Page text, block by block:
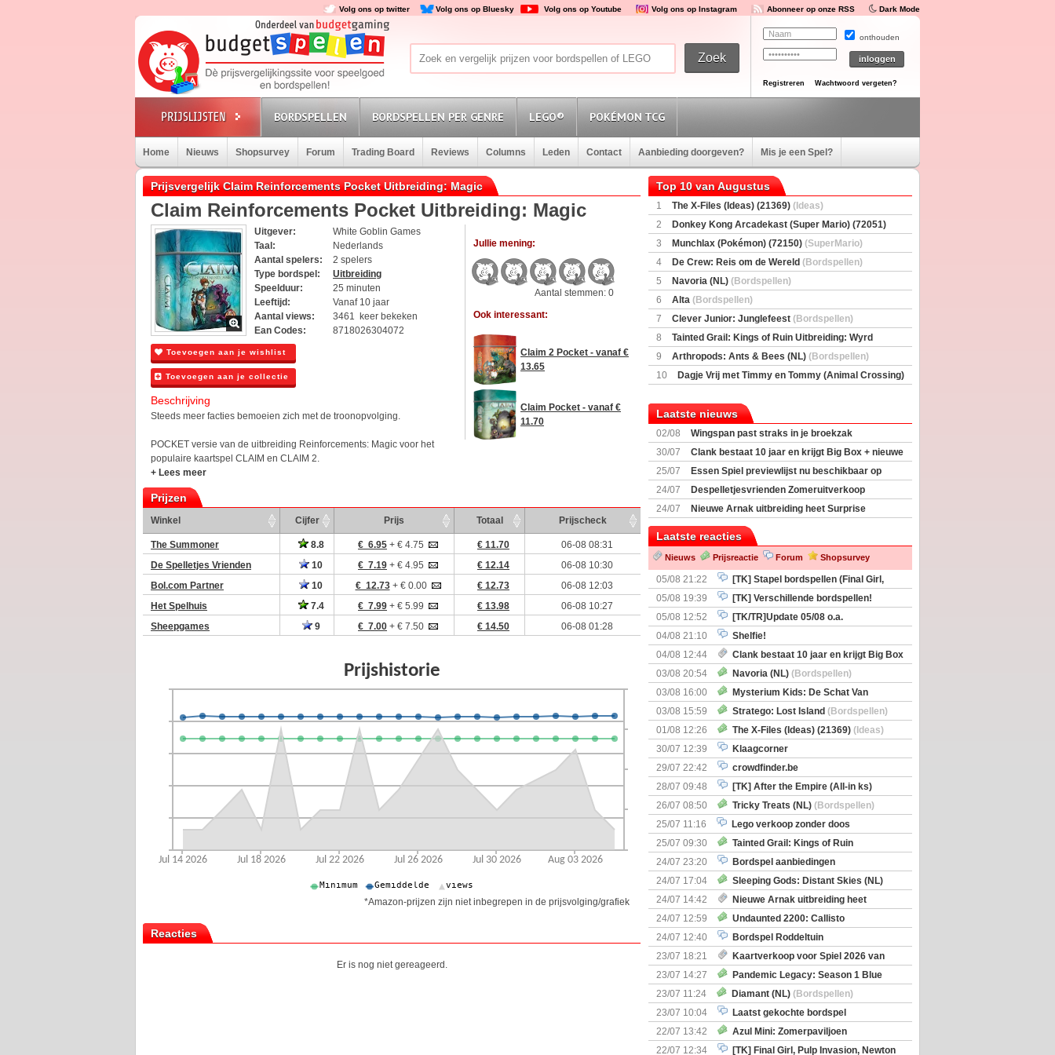
Volg ons op twitter Volg ons op Bluesky Volg ons op Youtube Volg ons op Instagram Abonneer op onze RSS Dark Mode
onthouden
Registreren Wachtwoord vergeten?
BORDSPELLEN BORDSPELLEN PER GENRE LEGO® POKÉMON TCG
Home Nieuws Shopsurvey Forum Trading Board Reviews Columns Leden Contact Aanbieding doorgeven? Mis je een Spel?
Prijsvergelijk Claim Reinforcements Pocket Uitbreiding: Magic
Claim Reinforcements Pocket Uitbreiding: Magic
Uitgever:
White Goblin Games
Taal:
Nederlands
Aantal spelers:
2 spelers
Type bordspel:
Uitbreiding
Speelduur:
25 minuten
Leeftijd:
Vanaf 10 jaar
Aantal views:
3461 keer bekeken
Ean Codes:
8718026304072
Toevoegen aan je wishlist
Toevoegen aan je collectie
Beschrijving
Steeds meer facties bemoeien zich met de troonopvolging.
POCKET versie van de uitbreiding Reinforcements: Magic voor het
populaire kaartspel CLAIM en CLAIM 2.
+ Lees meer
Jullie mening:
Aantal stemmen: 0
Ook interessant:
Claim 2 Pocket - vanaf €
13.65
Claim Pocket - vanaf €
11.70
Prijzen
Winkel Cijfer Prijs Totaal Prijscheck
The Summoner 8.8 € 6.95 + € 4.75 € 11.70
06-08 08:31
De Spelletjes Vrienden
10 € 7.19 + € 4.95 € 12.14
06-08 10:30
Bol.com Partner
10 € 12.73+ € 0.00 € 12.73
06-08 12:03
Het Spelhuis
7.4 € 7.99 + € 5.99 € 13.98
06-08 10:27
Sheepgames
9 € 7.00 + € 7.50 € 14.50 06-08 01:28
*Amazon-prijzen zijn niet inbegrepen in de prijsvolging/grafiek
Reacties
Er is nog niet gereageerd.
Top 10 van Augustus
1 The X-Files (Ideas) (21369) (Ideas)
2
Donkey Kong Arcadekast (Super Mario) (72051)
(SuperMario)
3 Munchlax (Pokémon) (72150) (SuperMario)
4
De Crew: Reis om de Wereld (Bordspellen)
5
Navoria (NL) (Bordspellen)
6
Alta (Bordspellen)
7
Clever Junior: Junglefeest (Bordspellen)
8
Tainted Grail: Kings of Ruin Uitbreiding: Wyrd
Encounters(Bordspellen)
9 Arthropods: Ants & Bees (NL) (Bordspellen)
10
Dagje Vrij met Timmy en Tommy (Animal Crossing)
Laatste nieuws
02/08
Wingspan past straks in je broekzak
30/07
Clank bestaat 10 jaar en krijgt Big Box + nieuwe
uitbreiding
25/07
Essen Spiel previewlijst nu beschikbaar op
Boardgamegeek
24/07
Despelletjesvrienden Zomeruitverkoop
weekend van start
24/07
Nieuwe Arnak uitbreiding heet Surprise
Laatste reacties
Nieuws Prijsreactie Forum Shopsurvey
05/08 21:22
[TK] Stapel bordspellen (Final Girl,
Nemesis Retaliation, Zombicide Invader)
05/08 19:39
[TK] Verschillende bordspellen!
05/08 12:52
[TK/TR]Update 05/08 o.a.
Prijsverlagingen, Imperium Horizons, 20 Strong
04/08 21:10
Shelfie!
04/08 12:44
Clank bestaat 10 jaar en krijgt Big Box
+ nieuwe uitbreiding
03/08 20:54 Navoria (NL) (Bordspellen)
03/08 16:00
Mysterium Kids: De Schat Van
Kapitein Boe
(Bordspellen)
03/08 15:59 Stratego: Lost Island (Bordspellen)
01/08 12:26
The X-Files (Ideas) (21369) (Ideas)
30/07 12:39
Klaagcorner
29/07 22:42
crowdfinder.be
28/07 09:48
[TK] After the Empire (All-in ks)
26/07 08:50
Tricky Treats (NL) (Bordspellen)
25/07 11:16
Lego verkoop zonder doos
25/07 09:30
Tainted Grail: Kings of Ruin
Uitbreiding: Wyrd Encounters(Bordspellen)
24/07 23:20
Bordspel aanbiedingen
24/07 17:04
Sleeping Gods: Distant Skies (NL)
(Bordspellen)
24/07 14:42
Nieuwe Arnak uitbreiding heet
Surprise Shipments
24/07 12:59
Undaunted 2200: Callisto
(Bordspellen)
24/07 12:40
Bordspel Roddeltuin
23/07 18:21
Kaartverkoop voor Spiel 2026 van
start
23/07 14:27
Pandemic Legacy: Season 1 Blue
(Bordspellen)
23/07 11:24 Diamant (NL) (Bordspellen)
23/07 10:04
Laatst gekochte bordspel
22/07 13:42
Azul Mini: Zomerpaviljoen
(Bordspellen)
22/07 12:34 [TK] Final Girl, Pulp Invasion, Newton